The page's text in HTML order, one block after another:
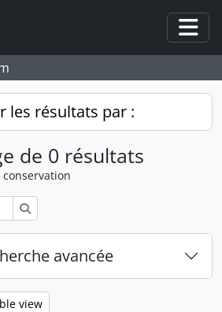
les résultats par :
de 0 résultats
avancée
view